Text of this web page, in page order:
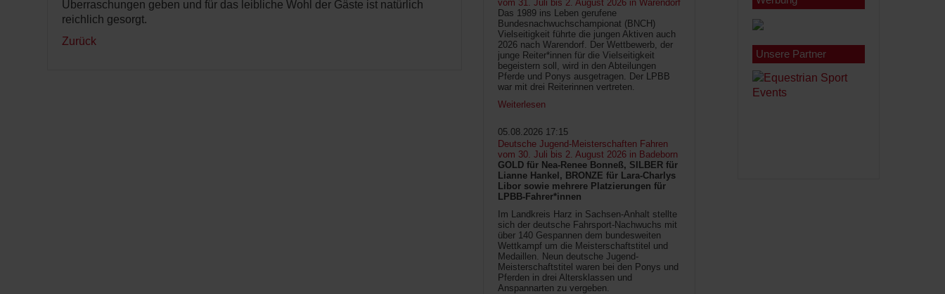
Überraschungen geben und für das leibliche Wohl der Gäste ist natürlich
reichlich gesorgt.
Zurück
vom 31. Juli bis 2. August 2026 in Warendorf
Das 1989 ins Leben gerufene
Bundesnachwuchschampionat (BNCH)
Vielseitigkeit führte die jungen Aktiven auch
2026 nach Warendorf. Der Wettbewerb, der
junge Reiter*innen für die Vielseitigkeit
begeistern soll, wird in den Abteilungen
Pferde und Ponys ausgetragen. Der LPBB
war mit drei Reiterinnen vertreten.
Weiterlesen
05.08.2026 17:15
Deutsche Jugend-Meisterschaften Fahren
vom 30. Juli bis 2. August 2026 in Badeborn
GOLD für Nea-Renee Bonneß, SILBER für
Lianne Hankel, BRONZE für Lara-Charlys
Libor sowie mehrere Platzierungen für
LPBB-Fahrer*innen
Im Landkreis Harz in Sachsen-Anhalt stellte
sich der deutsche Fahrsport-Nachwuchs mit
über 140 Gespannen dem bundesweiten
Wettkampf um die Meisterschaftstitel und
Medaillen. Neun deutsche Jugend-
Meisterschaftstitel waren bei den Ponys und
Pferden in drei Altersklassen und
Anspannarten zu vergeben.
Unsere Partner